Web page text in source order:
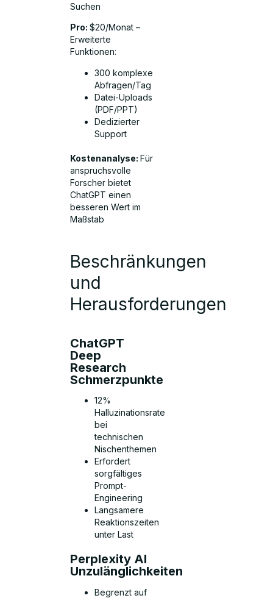
Suchen
Pro:$20/Monat –
Erweiterte
Funktionen:
300 komplexe
Abfragen/Tag
Datei-Uploads
(PDF/PPT)
Dedizierter
Support
Kostenanalyse: Für
anspruchsvolle
Forscher bietet
ChatGPT einen
besseren Wert im
Maßstab
Beschränkungen
und
Herausforderungen
ChatGPT
Deep
Research
Schmerzpunkte
12%
Halluzinationsrate
bei
technischen
Nischenthemen
Erfordert
sorgfältiges
Prompt-
Engineering
Langsamere
Reaktionszeiten
unter Last
Perplexity AI
Unzulänglichkeiten
Begrenzt auf